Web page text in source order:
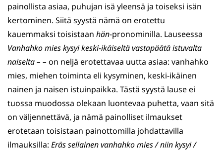
painollista asiaa, puhujan isä yleensä ja toiseksi isän
kertominen. Siitä syystä nämä on erotettu
kauemmaksi toisistaan hän-pronominilla. Lauseessa
Vanhahko mies kysyi keski-ikäiseltä vastapäätä istuvalta
naiselta – – on neljä erotettavaa uutta asiaa: vanhahko
mies, miehen toiminta eli kysyminen, keski-ikäinen
nainen ja naisen istuinpaikka. Tästä syystä lause ei
tuossa muodossa olekaan luontevaa puhetta, vaan sitä
on väljennettävä, ja nämä painolliset ilmaukset
erotetaan toisistaan painottomilla johdattavilla
ilmauksilla: Eräs sellainen vanhahko mies / niin kysyi /